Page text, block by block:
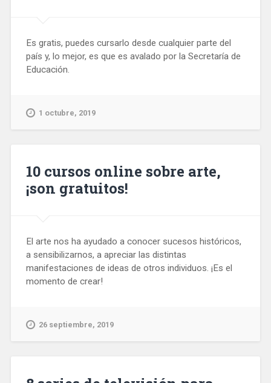
Es gratis, puedes cursarlo desde cualquier parte del
país y, lo mejor, es que es avalado por la Secretaría de
Educación.
1 octubre, 2019
10 cursos online sobre arte,
¡son gratuitos!
El arte nos ha ayudado a conocer sucesos históricos,
a sensibilizarnos, a apreciar las distintas
manifestaciones de ideas de otros individuos. ¡Es el
momento de crear!
26 septiembre, 2019